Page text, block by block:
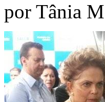
por Tânia